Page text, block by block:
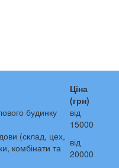
Ціна
(грн)
будинку
від
15000
(склад, цех,
комбінати та
від
20000